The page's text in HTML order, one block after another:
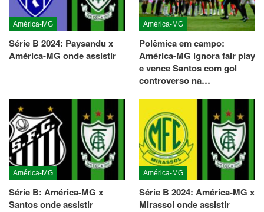
América-MG
Série B 2024: Paysandu x
América-MG onde assistir
América-MG
Polêmica em campo:
América-MG ignora fair play
e vence Santos com gol
controverso na…
América-MG
Série B: América-MG x
Santos onde assistir
América-MG
Série B 2024: América-MG x
Mirassol onde assistir